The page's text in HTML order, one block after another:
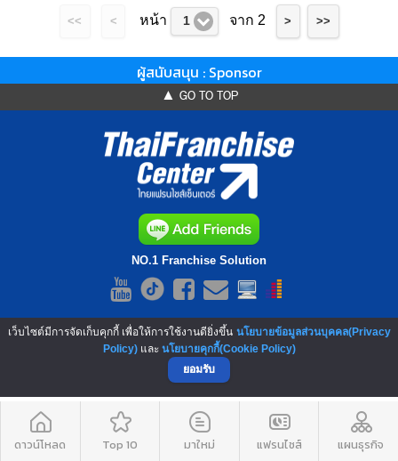
<< < หน้า 1 จาก 2 > >>
ผู้สนับสนุน : Sponsor
▲ GO TO TOP
NO.1 Franchise Solution
เว็บไซต์มีการจัดเก็บคุกกี้ เพื่อให้การใช้งานดียิ่งขึ้น นโยบายข้อมูลส่วนบุคคล(Privacy
Policy)และ นโยบายคุกกี้(Cookie Policy)
ยอมรับ
ดาวน์โหลด Top 10 มาใหม่ แฟรนไชส์ แผนธุรกิจ